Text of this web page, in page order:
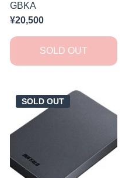
GBKA
¥20,500
SOLD OUT
SOLD OUT